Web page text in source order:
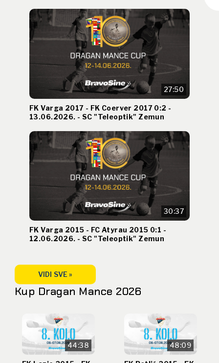
27:50
FK Varga 2017 - FK Coerver 2017 0:2 -
13.06.2026. - SC "Teleoptik" Zemun
30:37
FK Varga 2015 - FC Atyrau 2015 0:1 -
12.06.2026. - SC "Teleoptik" Zemun
VIDI SVE »
Kup Dragan Mance 2026
44:38 48:09